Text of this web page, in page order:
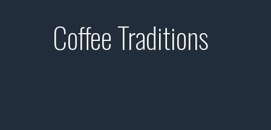
Coffee Traditions